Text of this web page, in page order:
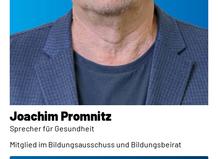
Joachim Promnitz​
Sprecher für Gesundheit
Mitglied im Bildungsausschuss und Bildungsbeirat